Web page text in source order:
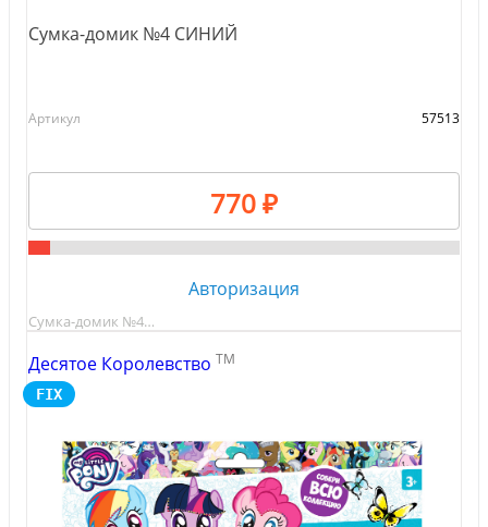
Сумка-домик №4 СИНИЙ
Артикул 57513
770 ₽
Авторизация
Сумка-домик №4…
Десятое Королевство TM
FIX